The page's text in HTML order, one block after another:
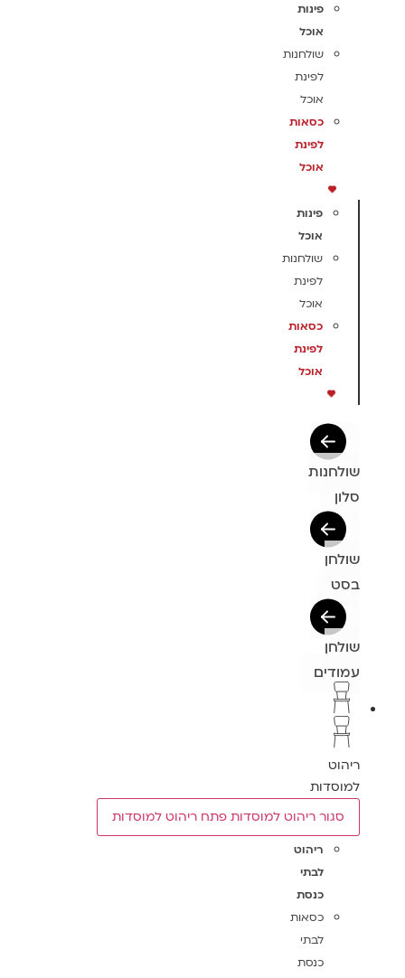
פינות
אוכל
שולחנות
לפינת
אוכל
כסאות
לפינת
אוכל
פינות
אוכל
שולחנות
לפינת
אוכל
כסאות
לפינת
אוכל
שולחנות
סלון
שולחן
בסט
שולחן
עמודים
ריהוט
למוסדות
סגור ריהוט למוסדות פתח ריהוט למוסדות
ריהוט
לבתי
כנסת
כסאות
לבתי
כנסת